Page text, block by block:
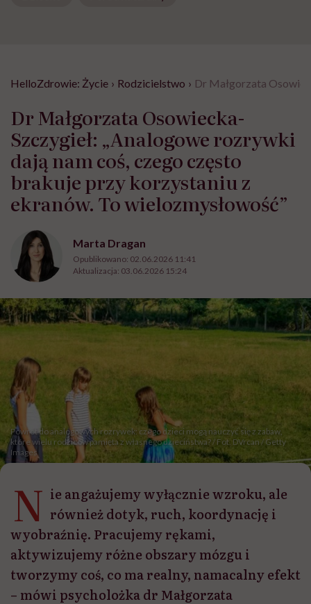
HelloZdrowie: Życie › Rodzicielstwo › Dr Małgorzata
Dr Małgorzata Osowiecka-
Szczygieł: „Analogowe rozrywki
dają nam coś, czego często
brakuje przy korzystaniu z
ekranów. To wielozmysłowość”
Marta Dragan
Opublikowano: 02.06.2026 11:41
Aktualizacja: 03.06.2026 15:24
Powrót do analogowych rozrywek: czego dzieci mogą nauczyć się z zabaw,
które wielu rodziców pamięta z własnego dzieciństwa? / Fot. DVrcan / Getty
Images
N ie angażujemy wyłącznie wzroku, ale
również dotyk, ruch, koordynację i
wyobraźnię. Pracujemy rękami,
aktywizujemy różne obszary mózgu i
tworzymy coś, co ma realny, namacalny efekt
– mówi psycholożka dr Małgorzata